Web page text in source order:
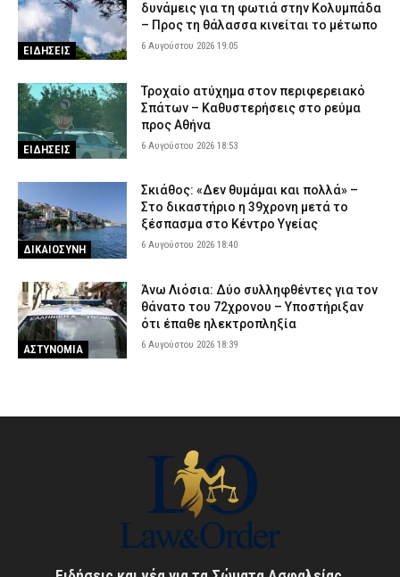
ΕΙΔΗΣΕΙΣ
δυνάμεις για τη φωτιά στην Κολυμπάδα
– Προς τη θάλασσα κινείται το μέτωπο
6 Αυγούστου 2026 19:05
ΕΙΔΗΣΕΙΣ
Τροχαίο ατύχημα στον περιφερειακό
Σπάτων – Καθυστερήσεις στο ρεύμα
προς Αθήνα
6 Αυγούστου 2026 18:53
ΔΙΚΑΙΟΣΥΝΗ
Σκιάθος: «Δεν θυμάμαι και πολλά» –
Στο δικαστήριο η 39χρονη μετά το
ξέσπασμα στο Κέντρο Υγείας
6 Αυγούστου 2026 18:40
ΑΣΤΥΝΟΜΙΑ
Άνω Λιόσια: Δύο συλληφθέντες για τον
θάνατο του 72χρονου – Υποστήριξαν
ότι έπαθε ηλεκτροπληξία
6 Αυγούστου 2026 18:39